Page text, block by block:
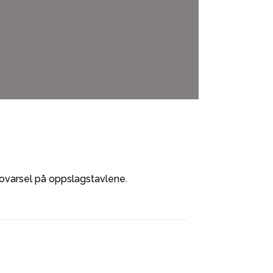
på oppslagstavlene.